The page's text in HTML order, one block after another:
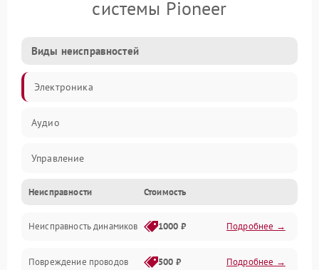
системы Pioneer
Виды неисправностей
Электроника
Аудио
Управление
Электропитание
Связь
Механические повреждения
Неисправности Стоимость
Неисправность динамиков 1000 ₽ Подробнее →
Повреждение проводов 500 ₽ Подробнее →